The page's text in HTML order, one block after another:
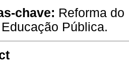
chave: Reforma do
Pública.